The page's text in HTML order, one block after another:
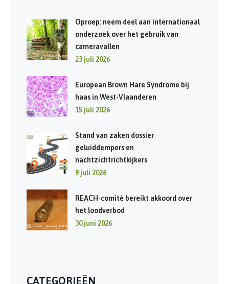
Oproep: neem deel aan internationaal
onderzoek over het gebruik van
cameravallen
23 juli 2026
European Brown Hare Syndrome bij
haas in West-Vlaanderen
15 juli 2026
Stand van zaken dossier
geluiddempers en
nachtzichtrichtkijkers
9 juli 2026
REACH-comité bereikt akkoord over
het loodverbod
30 juni 2026
CATEGORIEËN